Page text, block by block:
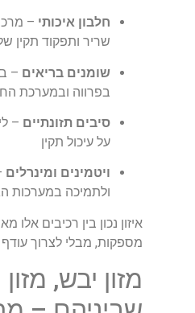
חלבון איכותי –
שריר ותפקוד תקין
שומנים בריאים –
בפרווה ובמערכת
סיבים תזונתיים –
על עיכול תקין
ויטמינים ומינרלים
ולתמיכה במערכות
איזון נכון בין רכיבים
מספקות, מבלי לצרוך עודף
מזון יבש,